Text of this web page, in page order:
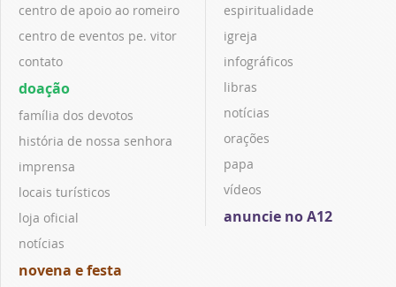
centro de apoio ao romeiro
centro de eventos pe. vitor
contato
doação
família dos devotos
história de nossa senhora
imprensa
locais turísticos
loja oficial
notícias
novena e festa
espiritualidade
igreja
infográficos
libras
notícias
orações
papa
vídeos
anuncie no A12